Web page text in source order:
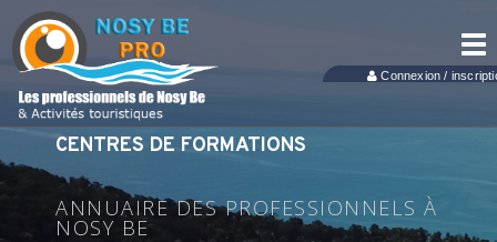
Connexion /
CENTRES DE FORMATIONS
ANNUAIRE DES PROFESSIONNELS À
NOSY BE